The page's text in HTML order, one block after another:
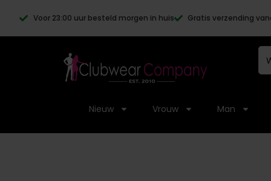
Voor 23:00 uur besteld morgen in huis Gratis verzending
Nieuw Vrouw Man